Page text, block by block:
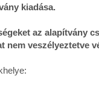
kiadása.
az alapítvány
nem veszélyeztetve